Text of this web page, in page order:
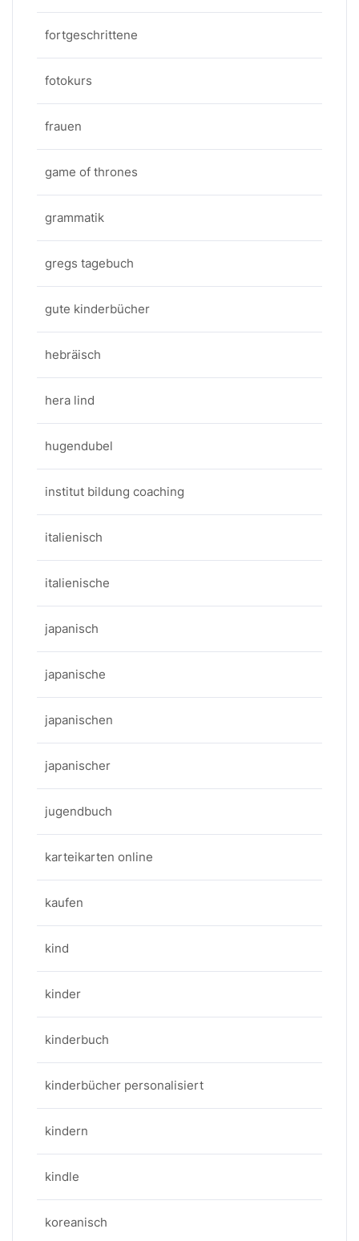
fortgeschrittene
fotokurs
frauen
game of thrones
grammatik
gregs tagebuch
gute kinderbücher
hebräisch
hera lind
hugendubel
institut bildung coaching
italienisch
italienische
japanisch
japanische
japanischen
japanischer
jugendbuch
karteikarten online
kaufen
kind
kinder
kinderbuch
kinderbücher personalisiert
kindern
kindle
koreanisch